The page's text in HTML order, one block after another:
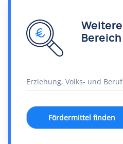
Bereich
Fördermittel finden